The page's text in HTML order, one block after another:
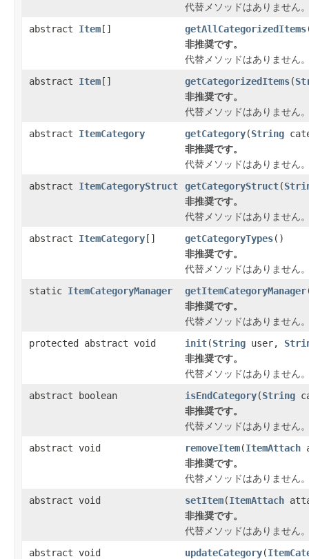
代替メソッドはありません
abstract Item[] getAllCategorizedItems
非推奨です。
代替メソッドはありません
abstract Item[] getCategorizedItems(
非推奨です。
代替メソッドはありません
abstract ItemCategory getCategory(String
非推奨です。
代替メソッドはありません
abstract ItemCategoryStruct getCategoryStruct(
非推奨です。
代替メソッドはありません
abstract ItemCategory[] getCategoryTypes()
非推奨です。
代替メソッドはありません
static ItemCategoryManager getItemCategoryManager
非推奨です。
代替メソッドはありません
protected abstract void
init(String user,
非推奨です。
代替メソッドはありません
abstract boolean
isEndCategory(String
非推奨です。
代替メソッドはありません
abstract void
removeItem(ItemAttach
非推奨です。
代替メソッドはありません
abstract void
setItem(ItemAttach
非推奨です。
代替メソッドはありません
abstract void
updateCategory(